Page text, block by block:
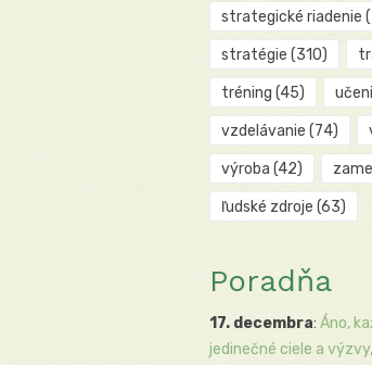
strategické riadenie
stratégie (310)
tréning (45)
vzdelávanie (74)
výroba (42)
ľudské zdroje (63)
Poradňa
17. decembra: Áno,
jedinečné ciele a